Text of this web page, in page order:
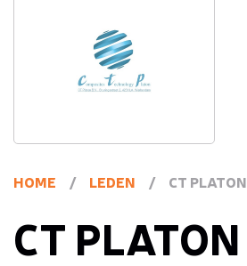
HOME / LEDEN / CT PLATON
CT PLATON